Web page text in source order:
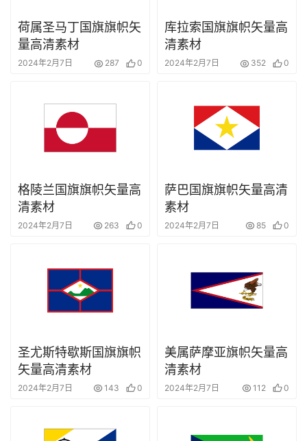
荷属圣马丁国旗旗帜矢
量高清素材
2024年2月7日 287 0
库拉索国旗旗帜矢量高
清素材
2024年2月7日 352 0
格陵兰国旗旗帜矢量高
清素材
2024年2月7日 263 0
萨巴国旗旗帜矢量高清
素材
2024年2月7日 85 0
圣尤斯特歇斯国旗旗帜
矢量高清素材
2024年2月7日 143 0
美属萨摩亚旗帜矢量高
清素材
2024年2月7日 112 0